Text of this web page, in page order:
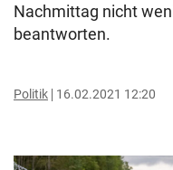
Nachmittag nicht
beantworten.
Politik 16.02.2021 12:20